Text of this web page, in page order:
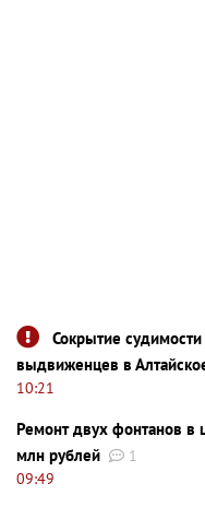
Сокрытие
выдвиженцев в
10:21
Ремонт двух фонтанов в
млн рублей
1
09:49